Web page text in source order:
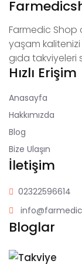
Farmedic Shop
yaşam
gıda takviyeleri
Hızlı Erişim
Anasayfa
Hakkımızda
Blog
Bize Ulaşın
İletişim
02322596614
Bloglar